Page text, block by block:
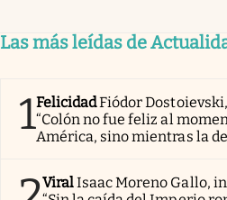
Las más leídas de
1FelicidadFiódor
“Colón no fue feliz al
América, sino mientras la
ViralIsaac Moreno Gallo,